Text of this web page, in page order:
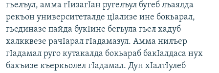
гьелъул, амма гIизагIан ругелъул бугеб лъаялда
рекъон университеталде цIализе ине бокьарал,
гьединазе пайда букIине бегьула гьел хадуб
халкквезе рачIарал гIадамазул. Амма нилъер
гIадамал руго кутакалда бокьараб бакIалдаса нух
бахъизе къеркьолел гIадамал. Дун хIалтIулеб